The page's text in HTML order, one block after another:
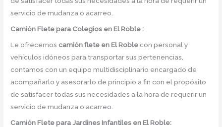
servicio de mudanza o acarreo.
CamiónFlete para Colegios en El Roble :
Le ofrecemos camión flete enEl Roble con personal y
vehículos idóneos para transportar sus pertenencias,
contamos con un equipo multidisciplinario encargado de
acompañarlo y asesorarlo de principio a fin con el propósito
de satisfacer todas sus necesidades a la hora de requerir un
servicio de mudanza o acarreo.
CamiónFlete para Jardines Infantiles en El Roble: